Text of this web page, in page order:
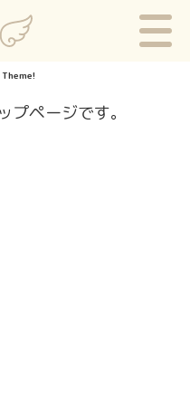
ページです。